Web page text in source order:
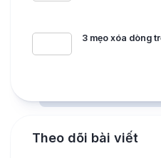
3 mẹo xóa dòng
Theo dõi bài viết